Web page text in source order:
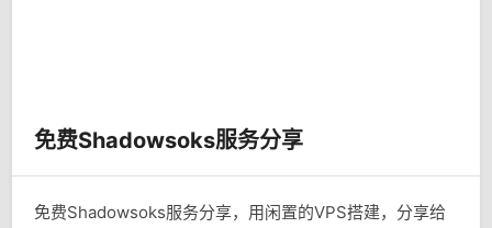
免费Shadowsoks服务分享
免费Shadowsoks服务分享，用闲置的VPS搭建，分享给